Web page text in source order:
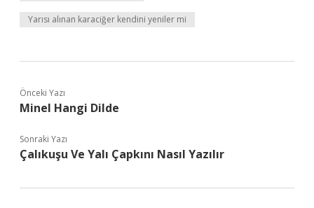
Yarısı alınan karaciğer kendini yeniler mi
Önceki Yazı
Minel Hangi Dilde
Sonraki Yazı
Çalıkuşu Ve Yalı Çapkını Nasıl Yazılır